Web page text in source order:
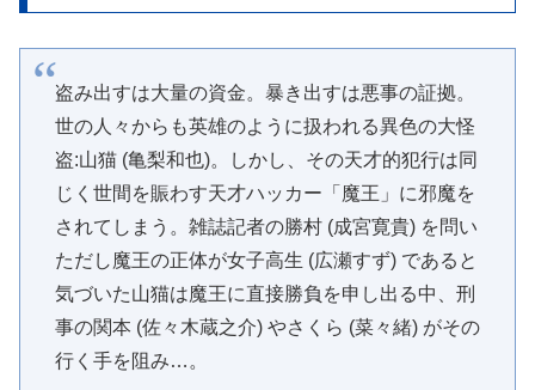
盗み出すは大量の資金。暴き出すは悪事の証拠。
世の人々からも英雄のように扱われる異色の大怪
盗:山猫 (亀梨和也)。しかし、その天才的犯行は同
じく世間を賑わす天才ハッカー「魔王」に邪魔を
されてしまう。雑誌記者の勝村 (成宮寛貴) を問い
ただし魔王の正体が女子高生 (広瀬すず) であると
気づいた山猫は魔王に直接勝負を申し出る中、刑
事の関本 (佐々木蔵之介) やさくら (菜々緒) がその
行く手を阻み…。